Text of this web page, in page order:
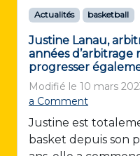
n
a
t
i
o
n
d
e
Actualités basketball
Justine Lanau,
années
progresser
Modifié le 10 mars
a Comment
Justine est
basket depuis son